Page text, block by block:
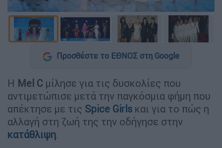
Προσθέστε το ΕΘΝΟΣ στη Google
Η Mel C μίλησε για τις δυσκολίες που
αντιμετώπισε μετά την παγκόσμια φήμη που
απέκτησε με τις Spice Girls και για το πώς η
αλλαγή στη ζωή της την οδήγησε στην
κατάθλιψη.